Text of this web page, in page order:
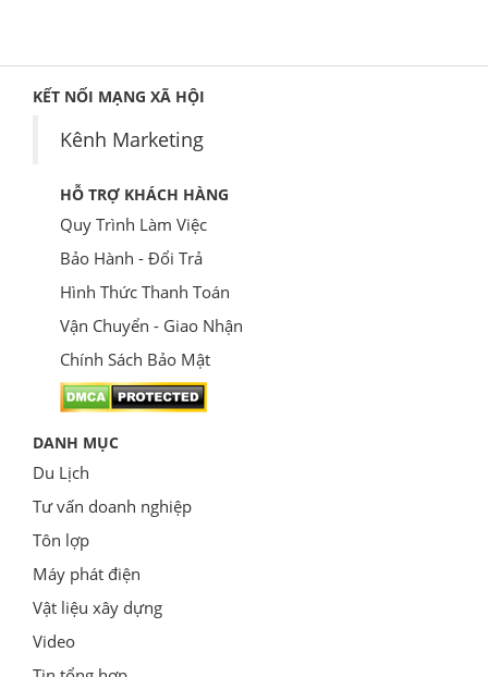
KẾT NỐI MẠNG XÃ HỘI
Kênh Marketing
HỖ TRỢ KHÁCH HÀNG
Quy Trình Làm Việc
Bảo Hành - Đổi Trả
Hình Thức Thanh Toán
Vận Chuyển - Giao Nhận
Chính Sách Bảo Mật
DANH MỤC
Du Lịch
Tư vấn doanh nghiệp
Tôn lợp
Máy phát điện
Vật liệu xây dựng
Video